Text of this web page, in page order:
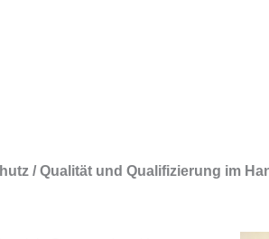
/ Qualität und Qualifizierung im